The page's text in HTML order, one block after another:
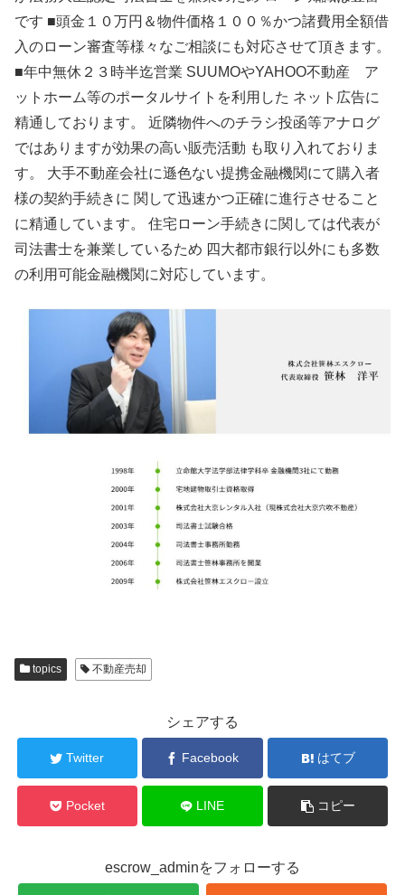
です ■頭金１０万円＆物件価格１００％かつ諸費用全額借
入のローン審査等様々なご相談にも対応させて頂きます。
■年中無休２３時半迄営業 SUUMOやYAHOO不動産 ア
ットホーム等のポータルサイトを利用した ネット広告に
精通しております。 近隣物件へのチラシ投函等アナログ
ではありますが効果の高い販売活動 も取り入れておりま
す。 大手不動産会社に遜色ない提携金融機関にて購入者
様の契約手続きに 関して迅速かつ正確に進行させること
に精通しています。 住宅ローン手続きに関しては代表が
司法書士を兼業しているため 四大都市銀行以外にも多数
の利用可能金融機関に対応しています。
topics 不動産売却
シェアする
Twitter Facebook はてブ
Pocket LINE コピー
escrow_adminをフォローする